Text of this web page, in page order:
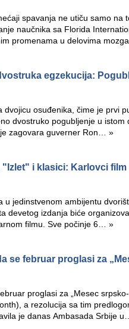
spavanja ne utiču samo na
naučnika sa Florida
promenama u delovima
egzekucija:
dvojicu osuđenika, čime je prvi
dvostruko pogubljenje u istom
zagovara guverner Ron… »
i klasici: Karlovci film
u jedinstvenom ambijentu
devetog izdanja biće
filmu. Sve počinje 6… »
se februar proglasi za
proglasi za „Mesec srpsko-
a rezolucija sa tim
je danas Ambasada Srbije